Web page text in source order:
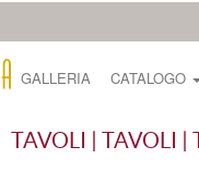
GALLERIA CATALOGO
TAVOLI | TAVOLI |